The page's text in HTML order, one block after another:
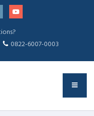
0822-6007-0003